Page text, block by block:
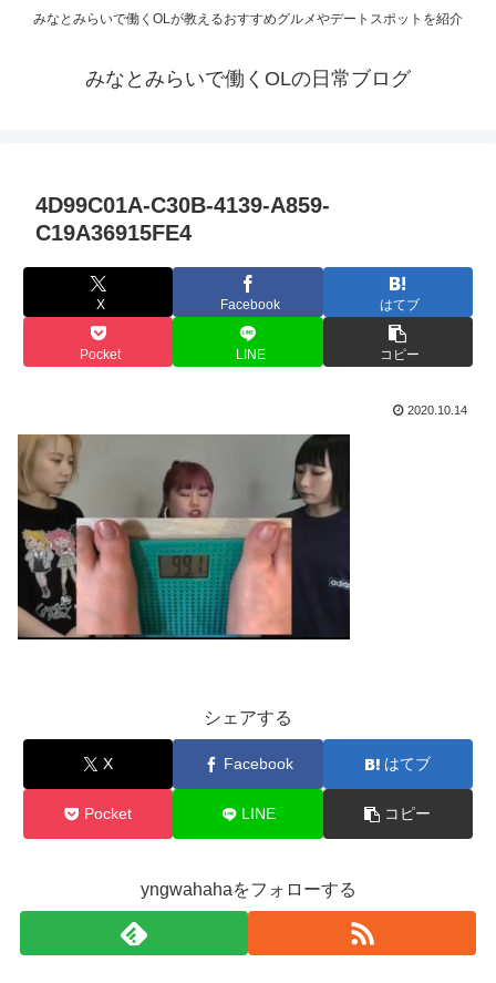
みなとみらいで働くOLが教えるおすすめグルメやデートスポットを紹介
みなとみらいで働くOLの日常ブログ
4D99C01A-C30B-4139-A859-
C19A36915FE4
X Facebook はてブ
Pocket LINE コピー
2020.10.14
シェアする
X Facebook はてブ
Pocket LINE コピー
yngwahahaをフォローする